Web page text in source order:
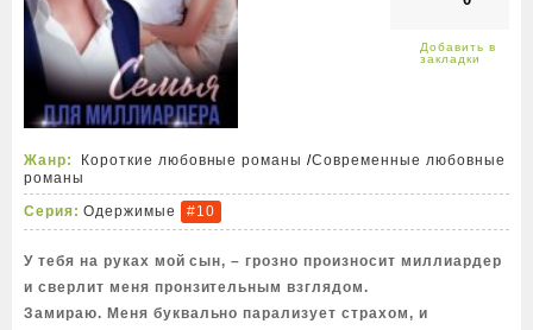
Жанр: Короткие любовные романы /Современные любовные
романы
Серия: Одержимые #10
У тебя на руках мой сын, – грозно произносит миллиардер
и сверлит меня пронзительным взглядом.
Замираю. Меня буквально парализует страхом, и